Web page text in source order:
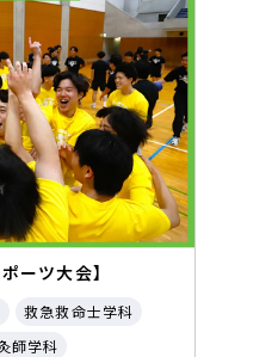
ーツ大会】
救急救命士学科
師学科